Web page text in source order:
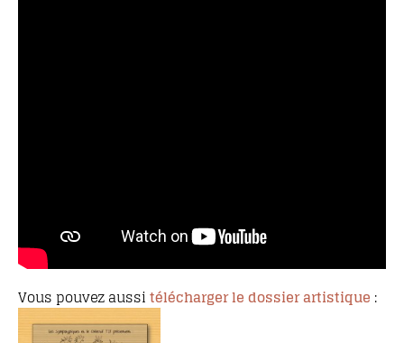
Vous pouvez aussitélécharger le dossier artistique :